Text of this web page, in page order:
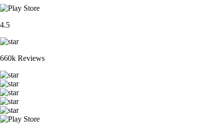
4.5
660k Reviews